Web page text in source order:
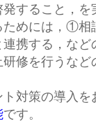
すること，を
めには，①相
携する，な
修を行うなど
対策の導入を
です。